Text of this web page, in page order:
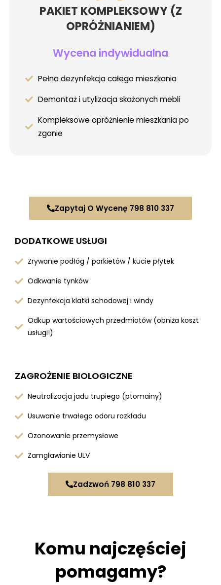
PAKIET KOMPLEKSOWY (Z
OPRÓŻNIANIEM)
Wycena indywidualna
Pełna dezynfekcja całego mieszkania
Demontaż i utylizacja skażonych mebli
Kompleksowe opróżnienie mieszkania po
zgonie
Zapytaj O Wycenę 798 810 337
DODATKOWE USŁUGI
Zrywanie podłóg / parkietów / kucie płytek
Odkwanie tynków
Dezynfekcja klatki schodowej i windy
Odkup wartościowych przedmiotów (obniża koszt
usługi!)
ZAGROŻENIE BIOLOGICZNE
Neutralizacja jadu trupiego (ptomainy)
Usuwanie trwałego odoru rozkładu
Ozonowanie przemysłowe
Zamgławianie ULV
Zadzwoń 798 810 337
Komu najczęściej
pomagamy?